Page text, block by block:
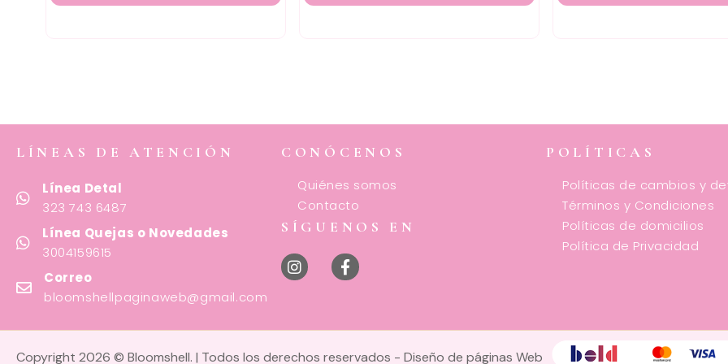
LÍNEAS DE ATENCIÓN
Línea Detal
323 743 6487
Línea Quejas o Novedades
3004159615
Correo
bloomshellpaginaweb@gmail.com
CONÓCENOS
Quiénes somos
Contacto
SÍGUENOS EN
POLÍTICAS
Políticas de cambios y
Términos y Condiciones
Políticas de domicilios
Política de Privacidad
Copyright 2026 © Bloomshell. | Todos los derechos reservados - Diseño de páginas Web